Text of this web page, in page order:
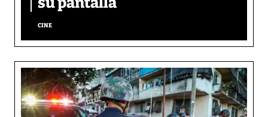
CINE